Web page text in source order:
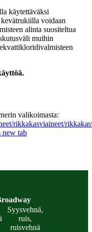
käytettäväksi
voidaan
alinta suositeltua
muihin
valikoimasta:
rikkakasviaineet/
new tab
Syysvehnä,
ruis,
ruisvehnä